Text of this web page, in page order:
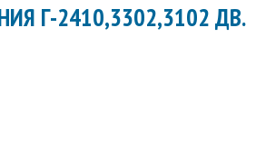
Г-2410,3302,3102 ДВ.